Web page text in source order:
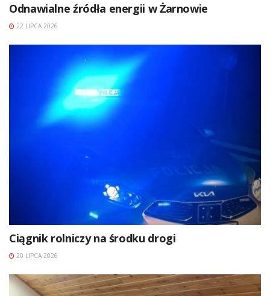
Odnawialne źródła energii w Żarnowie
22 LIPCA 2026
Ciągnik rolniczy na środku drogi
20 LIPCA 2026